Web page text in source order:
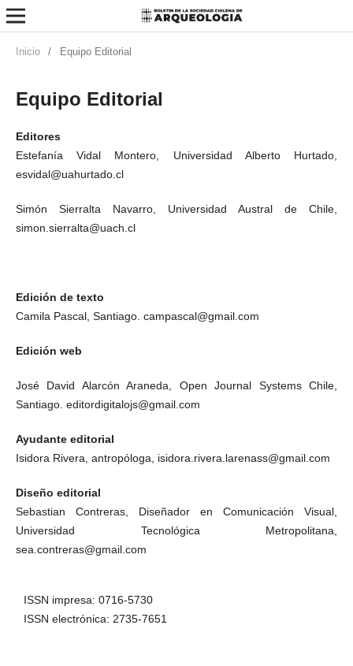
Inicio / Equipo Editorial
Equipo Editorial
Editores
Estefanía Vidal Montero, Universidad Alberto Hurtado,
esvidal@uahurtado.cl
Simón Sierralta Navarro, Universidad Austral de Chile,
simon.sierralta@uach.cl
Edición de texto
Camila Pascal, Santiago. campascal@gmail.com
Edición web
José David Alarcón Araneda, Open Journal Systems Chile,
Santiago. editordigitalojs@gmail.com
Ayudante editorial
Isidora Rivera, antropóloga, isidora.rivera.larenass@gmail.com
Diseño editorial
Sebastian Contreras, Diseñador en Comunicación Visual,
Universidad Tecnológica Metropolitana,
sea.contreras@gmail.com
ISSN impresa: 0716-5730
ISSN electrónica: 2735-7651